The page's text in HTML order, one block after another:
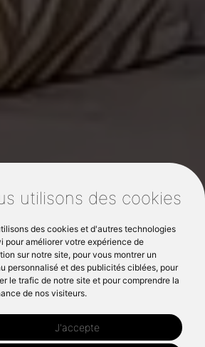
utilisons des cookies
des cookies et d'autres technologies
pour améliorer votre expérience de
sur notre site, pour vous montrer un
personnalisé et des publicités ciblées, pour
le trafic de notre site et pour comprendre la
de nos visiteurs.
J'accepte